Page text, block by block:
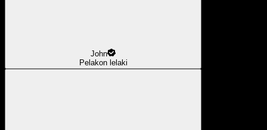
John
Pelakon lelaki